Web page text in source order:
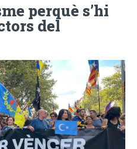
perquè s’hi
del